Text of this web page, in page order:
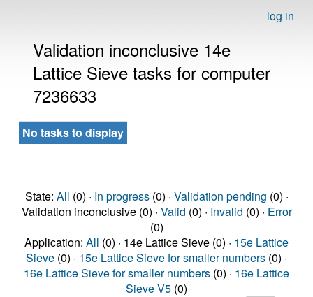
log in
Validation inconclusive 14e
Lattice Sieve tasks for computer
7236633
No tasks to display
State: All (0) · In progress(0) · Validation pending (0) ·
Validation inconclusive (0) · Valid (0) · Invalid (0) · Error
(0)
Application: All (0) · 14e Lattice Sieve (0) · 15e Lattice
Sieve (0) · 15e Lattice Sieve for smaller numbers (0) ·
16e Lattice Sieve for smaller numbers (0) · 16e Lattice
Sieve V5 (0)